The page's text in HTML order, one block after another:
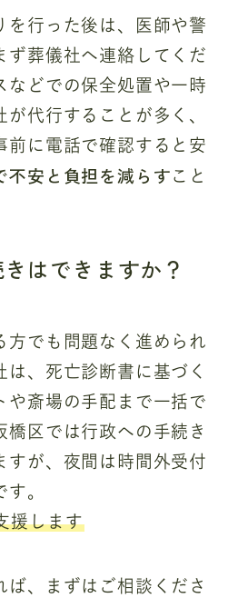
を行った後は、医師や警
ず葬儀社へ連絡してくだ
などでの保全処置や一時
代行することが多く、
前に電話で確認すると安
不安と負担を減らす こと
はできますか？
方でも問題なく進められ
は、死亡診断書に基づく
や斎場の手配まで一括で
橋区では行政への手続き
すが、夜間は時間外受付
。
援します
ば、まずはご相談くださ